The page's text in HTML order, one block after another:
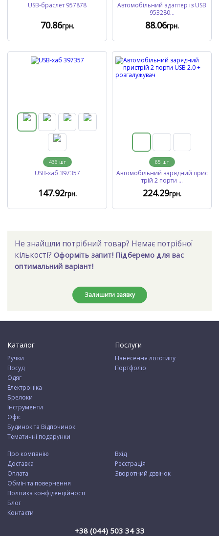
USB-браслет 957878
70.86грн.
Автомобільний адаптер із USB
953280...
88.06грн.
436 шт
USB-хаб 397357
147.92грн.
65 шт
Автомобільний зарядний прис
трій 2 порти ...
224.29грн.
Не знайшли потрібний товар? Немає потрібної
кількості? Оформіть запит! Підберемо для вас
оптимальний варіант!
Залишити заявку
Каталог
Ручки
Посуд
Одяг
Електроніка
Брелоки
Інструменти
Офіс
Будинок та Відпочинок
Тематичні подарунки
Послуги
Нанесення логотипу
Портфоліо
Про компанію
Доставка
Оплата
Обмін та повернення
Політика конфіденційності
Блог
Контакти
Вхід
Реєстрація
Зворотний дзвінок
+38 (044) 503 34 33